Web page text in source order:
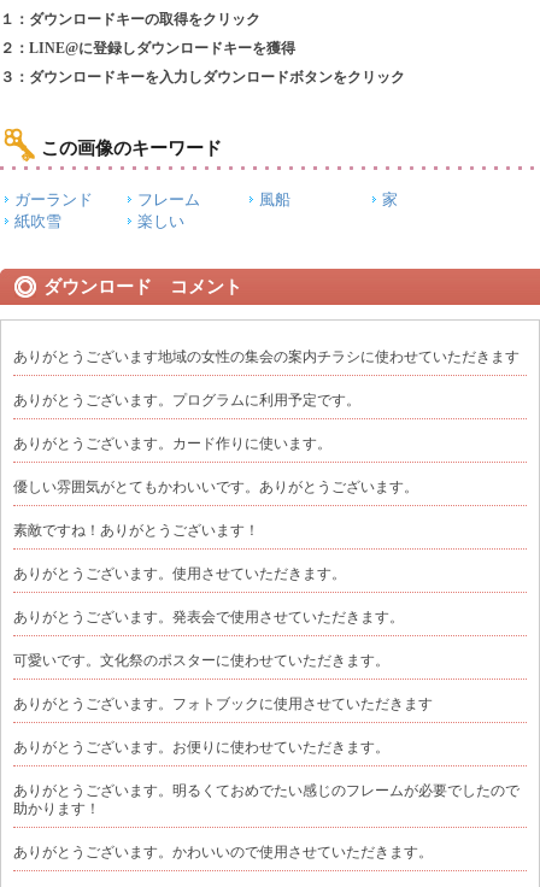
１：ダウンロードキーの取得をクリック
２：LINE@に登録しダウンロードキーを獲得
３：ダウンロードキーを入力しダウンロードボタンをクリック
この画像のキーワード
ガーランド フレーム 風船
家
紙吹雪
楽しい
ダウンロード コメント
ありがとうございます地域の女性の集会の案内チラシに使わせていただきます
ありがとうございます。プログラムに利用予定です。
ありがとうございます。カード作りに使います。
優しい雰囲気がとてもかわいいです。ありがとうございます。
素敵ですね！ありがとうございます！
ありがとうございます。使用させていただきます。
ありがとうございます。発表会で使用させていただきます。
可愛いです。文化祭のポスターに使わせていただきます。
ありがとうございます。フォトブックに使用させていただきます
ありがとうございます。お便りに使わせていただきます。
ありがとうございます。明るくておめでたい感じのフレームが必要でしたので
助かります！
ありがとうございます。かわいいので使用させていただきます。